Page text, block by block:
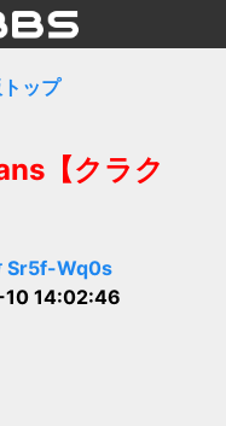
ップ
【クラク
Sr5f-Wq0s
14:02:46